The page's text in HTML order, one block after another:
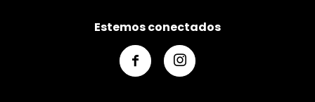
Estemos conectados
 